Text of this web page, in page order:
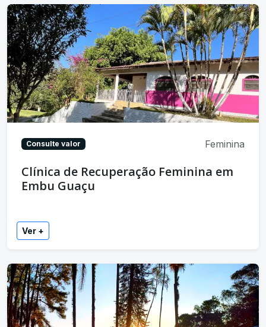
Consulte valor Feminina
Clínica de Recuperação Feminina em
Embu Guaçu
Ver +